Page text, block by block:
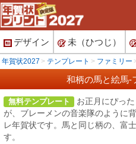
デザイン 未（ひつじ）
年賀状2027 テンプレート ファミリー
和柄の馬と絵馬-
無料テンプレート
お正月にぴっ
が、ブレーメンの音楽隊のように
レ年賀状です。馬と同じ柄の、富
す。